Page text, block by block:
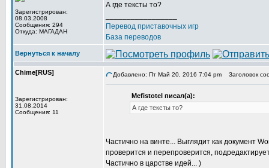
Зарегистрирован:
08.03.2008
Сообщения: 294
Откуда: МАГАДАН
А где тексты то?
Перевод приставочных игр
База переводов
Вернуться к началу
Chime[RUS]
Зарегистрирован:
31.08.2014
Сообщения: 11
Добавлено: Пт Май 20, 2016 7:04 pm Заголовок
Mefistotel писал(а):
А где тексты то?
Частично на винте... Выглядит как документ
проверится и перепроверится,
Частично в царстве идей... )